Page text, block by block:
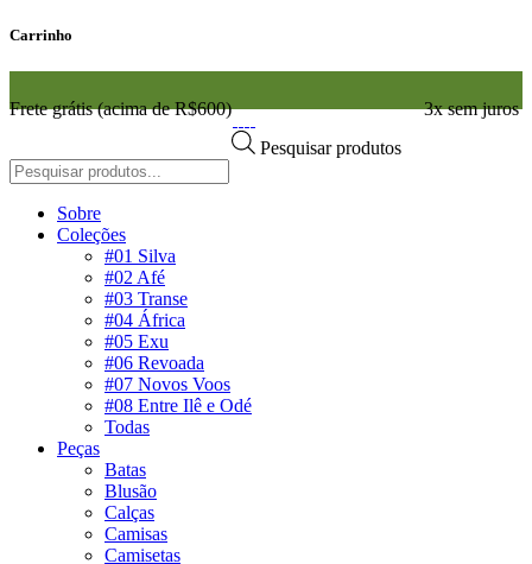
Carrinho
Frete grátis (acima de R$600)
3x sem juros
Pesquisar produtos
Sobre
Coleções
#01 Silva
#02 Afé
#03 Transe
#04 África
#05 Exu
#06 Revoada
#07 Novos Voos
#08 Entre Ilê e Odé
Todas
Peças
Batas
Blusão
Calças
Camisas
Camisetas